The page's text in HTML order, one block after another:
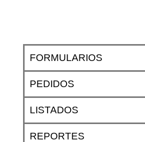
FORMULARIOS
PEDIDOS
LISTADOS
REPORTES